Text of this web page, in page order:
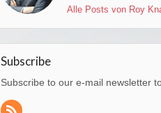
Alle Posts von Roy
Subscribe
Subscribe to our e-mail newsletter